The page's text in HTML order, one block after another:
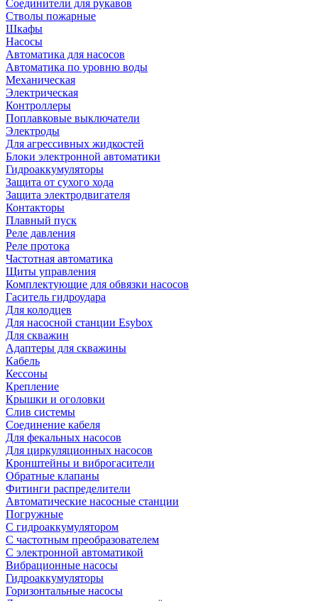
Соединители для рукавов
Стволы пожарные
Шкафы
Насосы
Автоматика для насосов
Автоматика по уровню воды
Механическая
Электрическая
Контроллеры
Поплавковые выключатели
Электроды
Для агрессивных жидкостей
Блоки электронной автоматики
Гидроаккумуляторы
Защита от сухого хода
Защита электродвигателя
Контакторы
Плавный пуск
Реле давления
Реле протока
Частотная автоматика
Щиты управления
Комплектующие для обвязки насосов
Гаситель гидроудара
Для колодцев
Для насосной станции Esybox
Для скважин
Адаптеры для скважины
Кабель
Кессоны
Крепление
Крышки и оголовки
Слив системы
Соединение кабеля
Для фекальных насосов
Для циркуляционных насосов
Кронштейны и виброгасители
Обратные клапаны
Фитинги распределители
Автоматические насосные станции
Погружные
С гидроаккумулятором
С частотным преобразователем
С электронной автоматикой
Вибрационные насосы
Гидроаккумуляторы
Горизонтальные насосы